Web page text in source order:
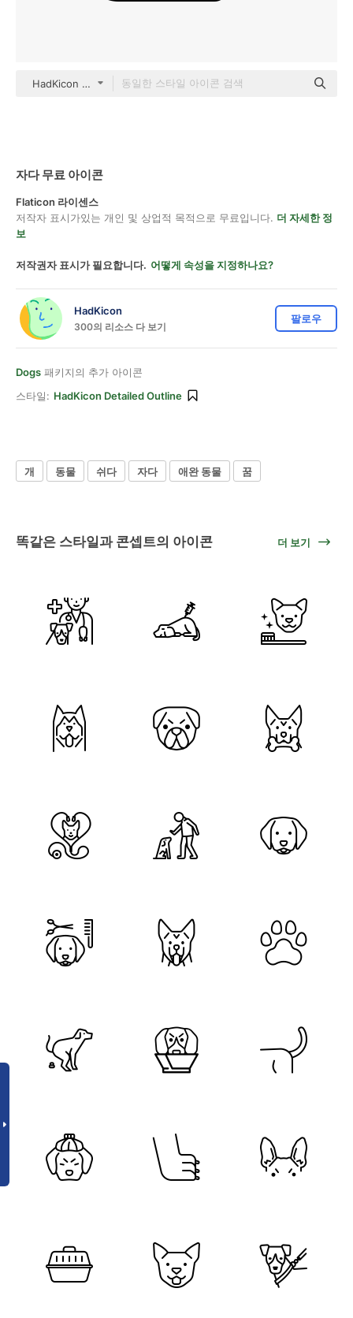
HadKicon Detailed Outline
자다 무료 아이콘
Flaticon 라이센스
저작자 표시가있는 개인 및 상업적 목적으로 무료입니다. 더 자세한 정
보
저작권자 표시가 필요합니다. 어떻게 속성을 지정하나요?
HadKicon
300의 리소스 다 보기
팔로우
Dogs 패키지의 추가 아이콘
스타일: HadKicon Detailed Outline
개 동물 쉬다 자다 애완 동물 꿈
똑같은 스타일과 콘셉트의 아이콘 더 보기